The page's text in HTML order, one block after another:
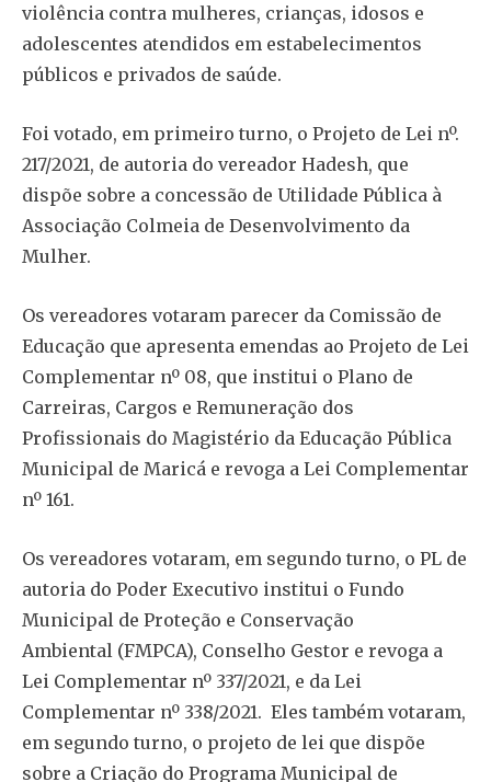
violência contra mulheres, crianças, idosos e
adolescentes atendidos em estabelecimentos
públicos e privados de saúde.
Foi votado, em primeiro turno, o Projeto de Lei nº.
217/2021, de autoria do vereador Hadesh, que
dispõe sobre a concessão de Utilidade Pública à
Associação Colmeia de Desenvolvimento da
Mulher.
Os vereadores votaram parecer da Comissão de
Educação que apresenta emendas ao Projeto de Lei
Complementar nº 08, que institui o Plano de
Carreiras, Cargos e Remuneração dos
Profissionais do Magistério da Educação Pública
Municipal de Maricá e revoga a Lei Complementar
nº 161.
Os vereadores votaram, em segundo turno, o PL de
autoria do Poder Executivo institui o Fundo
Municipal de Proteção e Conservação
Ambiental (FMPCA), Conselho Gestor e revoga a
Lei Complementar nº 337/2021, e da Lei
Complementar nº 338/2021. Eles também votaram,
em segundo turno, o projeto de lei que dispõe
sobre a Criação do Programa Municipal de